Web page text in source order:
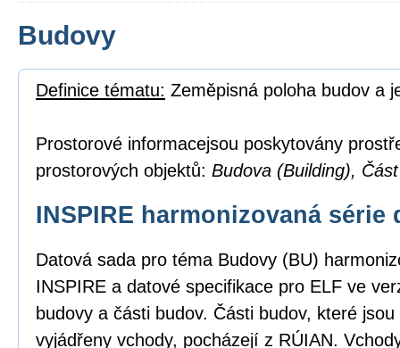
Budovy
Definice tématu: Zeměpisná poloha budov a
Prostorové informacejsou poskytovány
prostorových objektů: Budova (Building),
INSPIRE harmonizovaná série
Datová sada pro téma Budovy (BU)
INSPIRE a datové specifikace pro ELF ve
budovy a části budov. Části budov, které
vyjádřeny vchody, pocházejí z RÚIAN.